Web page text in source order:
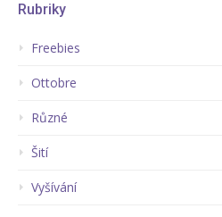
Rubriky
Freebies
Ottobre
Různé
Šití
Vyšívání